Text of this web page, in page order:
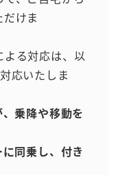
けま
は、以
応いたしま
乗降や移動を
同乗し、付き